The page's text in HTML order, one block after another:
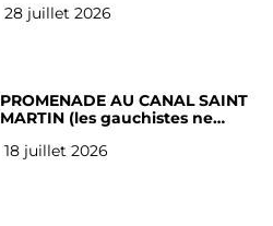
Français
28 juillet 2026
PROMENADE AU CANAL SAINT
MARTIN (les gauchistes ne
18 juillet 2026